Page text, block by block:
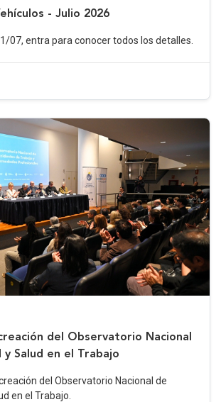
- Julio 2026
07, entra para conocer todos los detalles.
del Observatorio Nacional
y Salud en el Trabajo
del Observatorio Nacional de
en el Trabajo.